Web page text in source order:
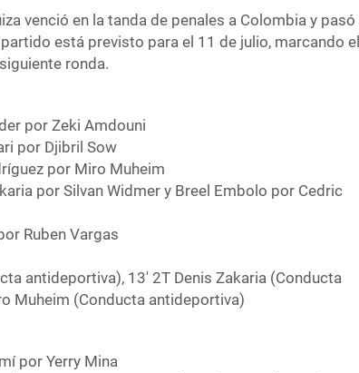
venció en la tanda de penales a Colombia y pasó
está previsto para el 11 de julio, marcando el
ronda.
por Zeki Amdouni
por Djibril Sow
por Miro Muheim
por Silvan Widmer y Breel Embolo por Cedric
Ruben Vargas
antideportiva), 13′ 2T Denis Zakaria (Conducta
Muheim (Conducta antideportiva)
por Yerry Mina